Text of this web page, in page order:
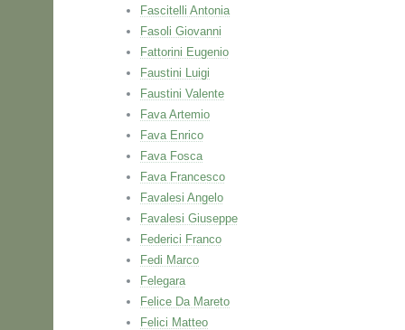
Fascitelli Antonia
Fasoli Giovanni
Fattorini Eugenio
Faustini Luigi
Faustini Valente
Fava Artemio
Fava Enrico
Fava Fosca
Fava Francesco
Favalesi Angelo
Favalesi Giuseppe
Federici Franco
Fedi Marco
Felegara
Felice Da Mareto
Felici Matteo